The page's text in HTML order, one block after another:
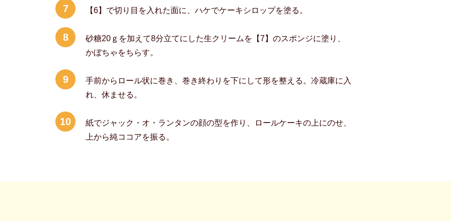
7 【6】で切り目を入れた面に、ハケでケーキシロップを塗る。
8
砂糖20ｇを加えて8分立てにした生クリームを【7】のスポンジに塗り、
かぼちゃをちらす。
9
手前からロール状に巻き、巻き終わりを下にして形を整える。冷蔵庫に入
れ、休ませる。
10
紙でジャック・オ・ランタンの顔の型を作り、ロールケーキの上にのせ、
上から純ココアを振る。